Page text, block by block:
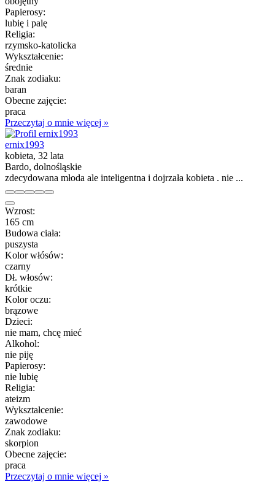
Papierosy:
lubię i palę
Religia:
rzymsko-katolicka
Wykształcenie:
średnie
Znak zodiaku:
baran
Obecne zajęcie:
praca
Przeczytaj o mnie więcej »
ernix1993
kobieta, 32 lata
Bardo, dolnośląskie
zdecydowana młoda ale inteligentna i dojrzała kobieta . nie ...
Wzrost:
165 cm
Budowa ciała:
puszysta
Kolor włósów:
czarny
Dł. włosów:
krótkie
Kolor oczu:
brązowe
Dzieci:
nie mam, chcę mieć
Alkohol:
nie piję
Papierosy:
nie lubię
Religia:
ateizm
Wykształcenie:
zawodowe
Znak zodiaku:
skorpion
Obecne zajęcie:
praca
Przeczytaj o mnie więcej »